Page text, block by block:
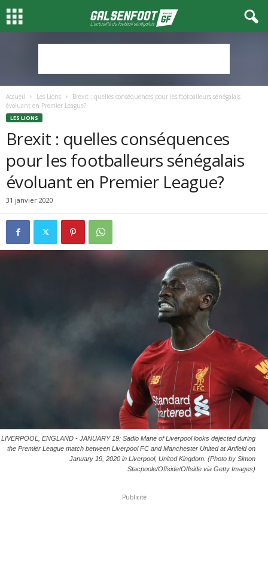
Accueil Les Lions
Brexit : quelles conséquences pour les footballeurs sénégalais
évoluant en Premier League?
LES LIONS
Brexit : quelles conséquences
pour les footballeurs sénégalais
évoluant en Premier League?
31 janvier 2020
LIVERPOOL, ENGLAND - JANUARY 19: Sadio Mane of Liverpool looks dejected during
the Premier League match between Liverpool FC and Manchester United at Anfield on
January 19, 2020 in Liverpool, United Kingdom. (Photo by Simon
Stacpoole/Offside/Offside via Getty Images)
Publicité